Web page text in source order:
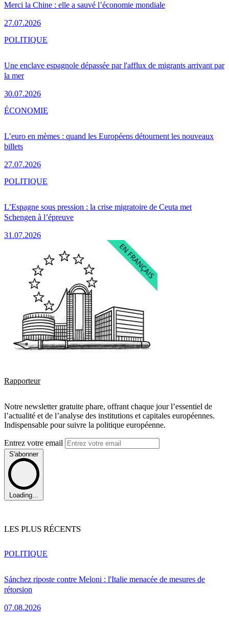
Merci la Chine : elle a sauvé l’économie mondiale
27.07.2026
Une enclave espagnole dépassée par l'afflux de migrants arrivant par
la mer
30.07.2026
POLITIQUE
L’euro en mèmes : quand les Européens détournent les nouveaux
billets
27.07.2026
ÉCONOMIE
L’Espagne sous pression : la crise migratoire de Ceuta met
Schengen à l’épreuve
31.07.2026
POLITIQUE
Rapporteur
Notre newsletter gratuite phare, offrant chaque jour l’essentiel de
l’actualité et de l’analyse des institutions et capitales européennes.
Indispensable pour suivre la politique européenne.
Entrez votre email
S'abonner
Loading...
LES PLUS RÉCENTS
Sánchez riposte contre Meloni : l'Italie menacée de mesures de
rétorsion
07.08.2026
POLITIQUE